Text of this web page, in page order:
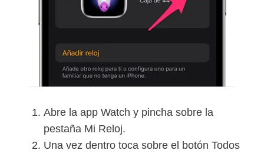
Abre la app Watch y pincha sobre la
pestaña Mi Reloj.
Una vez dentro toca sobre el botón Todos